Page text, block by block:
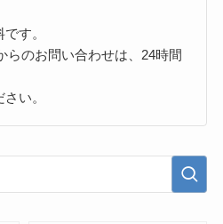
す。
らのお問い合わせは、24時間
い。